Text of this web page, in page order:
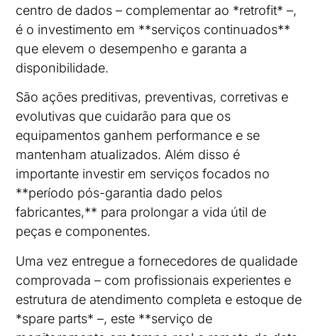
centro de dados – complementar ao *retrofit* –,
é o investimento em **serviços continuados**
que elevem o desempenho e garanta a
disponibilidade.
São ações preditivas, preventivas, corretivas e
evolutivas que cuidarão para que os
equipamentos ganhem performance e se
mantenham atualizados. Além disso é
importante investir em serviços focados no
**período pós-garantia dado pelos
fabricantes,** para prolongar a vida útil de
peças e componentes.
Uma vez entregue a fornecedores de qualidade
comprovada – com profissionais experientes e
estrutura de atendimento completa e estoque de
*spare parts* –, este **serviço de